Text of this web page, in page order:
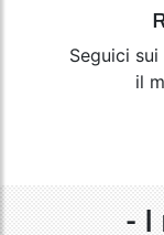
Seguici
il
-